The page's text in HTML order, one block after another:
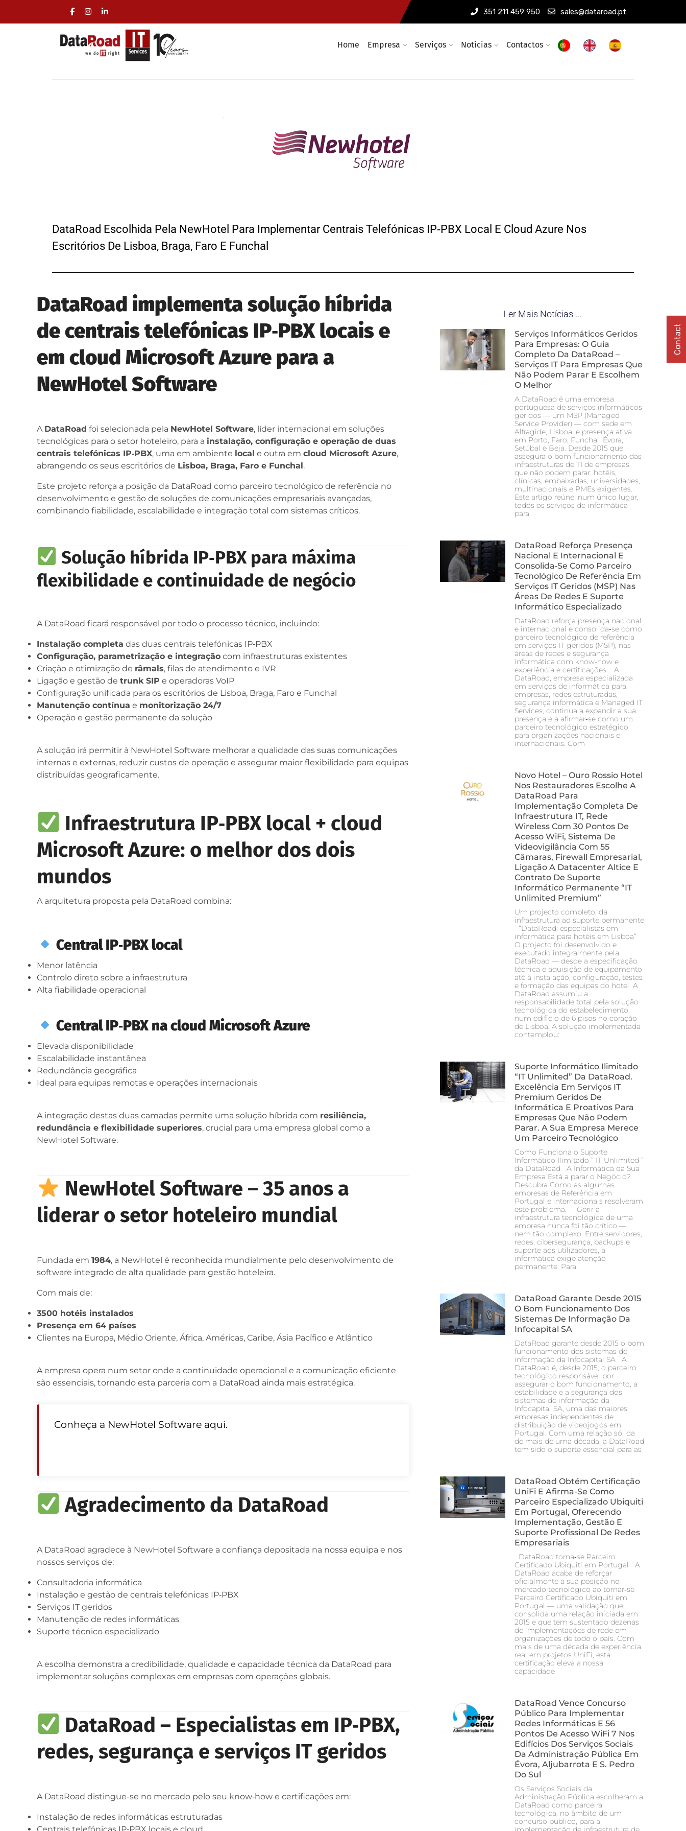
351 211 459 950 sales@dataroad.pt
Home Empresa Serviços Notícias Contactos
DataRoad Escolhida Pela NewHotel Para Implementar Centrais Telefónicas IP‑PBX Local E Cloud Azure Nos
Escritórios De Lisboa, Braga, Faro E Funchal
DataRoad implementa solução híbrida
de centrais telefónicas IP‑PBX locais e
em cloud Microsoft Azure para a
NewHotel Software
A DataRoad foi selecionada pela NewHotel Software, líder internacional em soluções
tecnológicas para o setor hoteleiro, para a instalação, configuração e operação de duas
centrais telefónicas IP‑PBX, uma em ambiente local e outra em cloud Microsoft Azure,
abrangendo os seus escritórios de Lisboa, Braga, Faro e Funchal.
Este projeto reforça a posição da DataRoad como parceiro tecnológico de referência no
desenvolvimento e gestão de soluções de comunicações empresariais avançadas,
combinando fiabilidade, escalabilidade e integração total com sistemas críticos.
Solução híbrida IP‑PBX para máxima
flexibilidade e continuidade de negócio
A DataRoad ficará responsável por todo o processo técnico, incluindo:
Instalação completa das duas centrais telefónicas IP‑PBX
Configuração, parametrização e integração com infraestruturas existentes
Criação e otimização de râmals, filas de atendimento e IVR
Ligação e gestão de trunk SIP e operadoras VoIP
Configuração unificada para os escritórios de Lisboa, Braga, Faro e Funchal
Manutenção contínua e monitorização 24/7
Operação e gestão permanente da solução
A solução irá permitir à NewHotel Software melhorar a qualidade das suas comunicações
internas e externas, reduzir custos de operação e assegurar maior flexibilidade para equipas
distribuídas geograficamente.
Infraestrutura IP‑PBX local + cloud
Microsoft Azure: o melhor dos dois
mundos
A arquitetura proposta pela DataRoad combina:
Central IP‑PBX local
Menor latência
Controlo direto sobre a infraestrutura
Alta fiabilidade operacional
Central IP‑PBX na cloud Microsoft Azure
Elevada disponibilidade
Escalabilidade instantânea
Redundância geográfica
Ideal para equipas remotas e operações internacionais
A integração destas duas camadas permite uma solução híbrida com resiliência,
redundância e flexibilidade superiores, crucial para uma empresa global como a
NewHotel Software.
NewHotel Software – 35 anos a
liderar o setor hoteleiro mundial
Fundada em 1984, a NewHotel é reconhecida mundialmente pelo desenvolvimento de
software integrado de alta qualidade para gestão hoteleira.
Com mais de:
3500 hotéis instalados
Presença em 64 países
Clientes na Europa, Médio Oriente, África, Américas, Caribe, Ásia Pacífico e Atlântico
A empresa opera num setor onde a continuidade operacional e a comunicação eficiente
são essenciais, tornando esta parceria com a DataRoad ainda mais estratégica.
Conheça a NewHotel Software aqui.
Agradecimento da DataRoad
A DataRoad agradece à NewHotel Software a confiança depositada na nossa equipa e nos
nossos serviços de:
Consultadoria informática
Instalação e gestão de centrais telefónicas IP‑PBX
Serviços IT geridos
Manutenção de redes informáticas
Suporte técnico especializado
A escolha demonstra a credibilidade, qualidade e capacidade técnica da DataRoad para
implementar soluções complexas em empresas com operações globais.
DataRoad – Especialistas em IP‑PBX,
redes, segurança e serviços IT geridos
A DataRoad distingue-se no mercado pelo seu know‑how e certificações em:
Instalação de redes informáticas estruturadas
Ler Mais Notícias ...
Serviços Informáticos Geridos
Para Empresas: O Guia
Completo Da DataRoad –
Serviços IT Para Empresas Que
Não Podem Parar E Escolhem
O Melhor
A DataRoad é uma empresa
portuguesa de serviços informáticos
geridos — um MSP (Managed
Service Provider) — com sede em
Alfragide, Lisboa, e presença ativa
em Porto, Faro, Funchal, Évora,
Setúbal e Beja. Desde 2015 que
assegura o bom funcionamento das
infraestruturas de TI de empresas
que não podem parar: hotéis,
clínicas, embaixadas, universidades,
multinacionais e PMEs exigentes.
Este artigo reúne, num único lugar,
todos os serviços de informática
para
DataRoad Reforça Presença
Nacional E Internacional E
Consolida‑se Como Parceiro
Tecnológico De Referência Em
Serviços IT Geridos (MSP) Nas
Áreas De Redes E Suporte
Informático Especializado
DataRoad reforça presença nacional
e internacional e consolida‑se como
parceiro tecnológico de referência
em serviços IT geridos (MSP), nas
áreas de redes e segurança
informática com know-how e
experiência e certificações. A
DataRoad, empresa especializada
em serviços de informática para
empresas, redes estruturadas,
segurança informática e Managed IT
Services, continua a expandir a sua
presença e a afirmar‑se como um
parceiro tecnológico estratégico
para organizações nacionais e
internacionais. Com
Novo Hotel – Ouro Rossio Hotel
Nos Restauradores Escolhe A
DataRoad Para
Implementação Completa De
Infraestrutura IT, Rede
Wireless Com 30 Pontos De
Acesso WiFi, Sistema De
Videovigilância Com 55
Câmaras, Firewall Empresarial,
Ligação A Datacenter Altice E
Contrato De Suporte
Informático Permanente “IT
Unlimited Premium”
Um projecto completo, da
infraestrutura ao suporte permanente
“DataRoad: especialistas em
informática para hotéis em Lisboa”
O projecto foi desenvolvido e
executado integralmente pela
DataRoad — desde a especificação
técnica e aquisição de equipamento
até à instalação, configuração, testes
e formação das equipas do hotel. A
DataRoad assumiu a
responsabilidade total pela solução
tecnológica do estabelecimento,
num edifício de 6 pisos no coração
de Lisboa. A solução implementada
contemplou:
Suporte Informático Ilimitado
“IT Unlimited” Da DataRoad.
Excelência Em Serviços IT
Premium Geridos De
Informática E Proativos Para
Empresas Que Não Podem
Parar. A Sua Empresa Merece
Um Parceiro Tecnológico
Como Funciona o Suporte
Informático Ilimitado ” IT Unlimited ”
da DataRoad A Informática da Sua
Empresa Está a parar o Negócio?
Descubra Como as algumas
empresas de Referência em
Portugal e internacionais resolveram
este problema. Gerir a
infraestrutura tecnológica de uma
empresa nunca foi tão crítico —
nem tão complexo. Entre servidores,
redes, cibersegurança, backups e
suporte aos utilizadores, a
informática exige atenção
permanente. Para
DataRoad Garante Desde 2015
O Bom Funcionamento Dos
Sistemas De Informação Da
Infocapital SA
DataRoad garante desde 2015 o bom
funcionamento dos sistemas de
informação da Infocapital SA A
DataRoad é, desde 2015, o parceiro
tecnológico responsável por
assegurar o bom funcionamento, a
estabilidade e a segurança dos
sistemas de informação da
Infocapital SA, uma das maiores
empresas independentes de
distribuição de videojogos em
Portugal. Com uma relação sólida
de mais de uma década, a DataRoad
tem sido o suporte essencial para as
DataRoad Obtém Certificação
UniFi E Afirma-Se Como
Parceiro Especializado Ubiquiti
Em Portugal, Oferecendo
Implementação, Gestão E
Suporte Profissional De Redes
Empresariais
DataRoad torna‑se Parceiro
Certificado Ubiquiti em Portugal A
DataRoad acaba de reforçar
oficialmente a sua posição no
mercado tecnológico ao tornar‑se
Parceiro Certificado Ubiquiti em
Portugal — uma validação que
consolida uma relação iniciada em
2015 e que tem sustentado dezenas
de implementações de rede em
organizações de todo o país. Com
mais de uma década de experiência
real em projetos UniFi, esta
certificação eleva a nossa
capacidade
DataRoad Vence Concurso
Público Para Implementar
Redes Informáticas E 56
Pontos De Acesso WiFi 7 Nos
Edifícios Dos Serviços Sociais
Da Administração Pública Em
Évora, Aljubarrota E S. Pedro
Do Sul
Os Serviços Sociais da
Administração Pública escolheram a
DataRoad como parceira
tecnológica, no âmbito de um
concurso público, para a
Contact